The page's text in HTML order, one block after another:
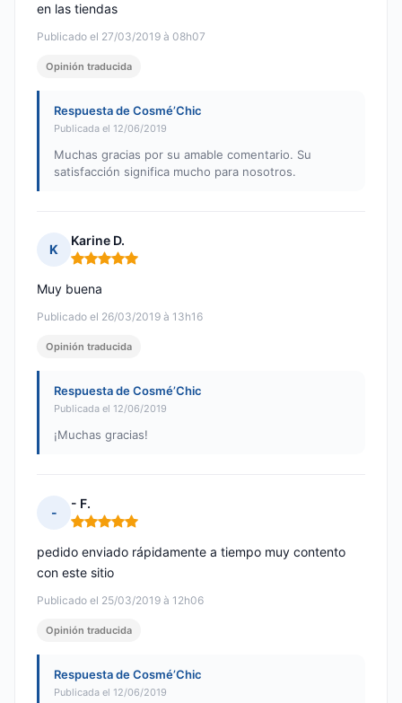
Publicado el 27/03/2019 à 08h07
en las tiendas
Opinión traducida
Respuesta de Cosmé’Chic
Publicada el 12/06/2019
Muchas gracias por su amable comentario. Su
satisfacción significa mucho para nosotros.
K
Karine D.
Nota: 5 de 5
Publicado el 26/03/2019 à 13h16
Muy buena
Opinión traducida
Respuesta de Cosmé’Chic
Publicada el 12/06/2019
¡Muchas gracias!
-
- F.
Nota: 5 de 5
Publicado el 25/03/2019 à 12h06
pedido enviado rápidamente a tiempo muy contento
con este sitio
Opinión traducida
Respuesta de Cosmé’Chic
Publicada el 12/06/2019